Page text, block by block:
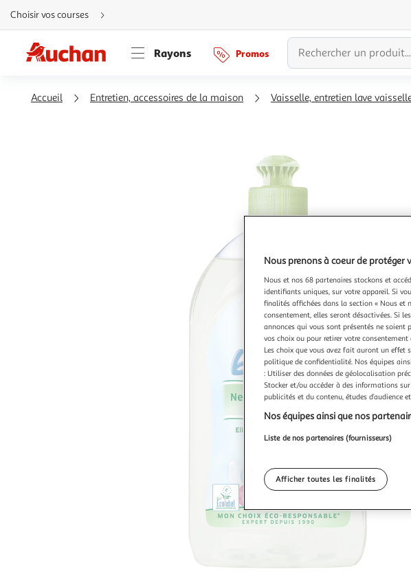
Aller
directement
au
Aller
directement
à
Aller
directement
Choisir vos courses
Rayons Promos
Accueil Entretien, accessoires de la maison Vaisselle, entretien lave
Nous prenons à coeur de protéger
Nous et nos 68 partenaires stockons et
identifiants uniques, sur votre appareil. Si
finalités affichées dans la section « Nous et
consentement, elles seront désactivées. Si
annonces qui vous sont présentés ne
vos choix ou pour retirer votre
Les choix que vous avez fait auront un effet
politique de confidentialité. Nos équipes
: Utiliser des données de géolocalisation
Stocker et/ou accéder à des informations
publicités et du contenu, études d’audience
Nos équipes ainsi que nos
Liste de nos partenaires (fournisseurs)
Afficher toutes les finalités